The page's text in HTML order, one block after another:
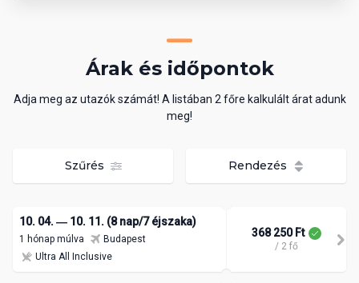
Árak és időpontok
Adja meg az utazók számát! A listában 2 főre kalkulált árat adunk
meg!
Szűrés Rendezés
10. 04. ― 10. 11. (8 nap/7 éjszaka)
1 hónap múlva
Budapest
Ultra All Inclusive
368 250 Ft
/ 2 fő